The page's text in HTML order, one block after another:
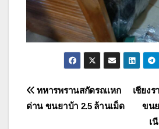
แนะแนว
เชียง
ขน
เ
ทหารพรานสกัดรถแหก
ด่าน ขนยาบ้า 2.5 ล้านเม็ด